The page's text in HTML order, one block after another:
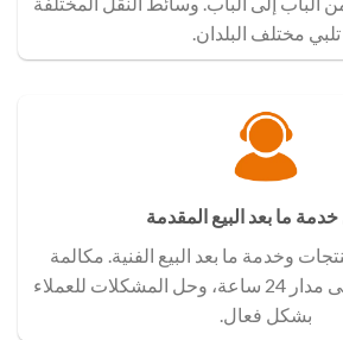
تلبي مختلف البلدان.
ما بعد البيع المقدمة
وخدمة ما بعد البيع الفنية. مكالمة
فيديو عبر الإنترنت على مدار 24 ساعة، وحل المشكلات للعملاء
بشكل فعال.